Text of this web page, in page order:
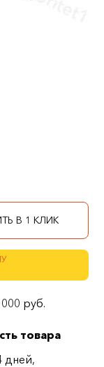
В 1 КЛИК
руб.
товара
дней,